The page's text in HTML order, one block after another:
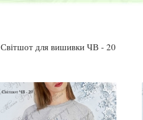
Світшот для вишивки ЧВ - 20